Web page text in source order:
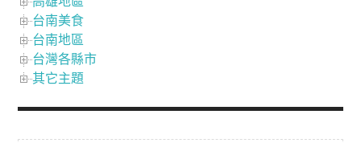
台南美食
台南地區
台灣各縣市
其它主題